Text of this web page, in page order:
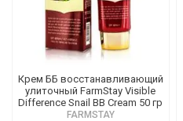
Крем ББ восстанавливающий
улиточный FarmStay Visible
Difference Snail BB Cream 50 гр
FARMSTAY